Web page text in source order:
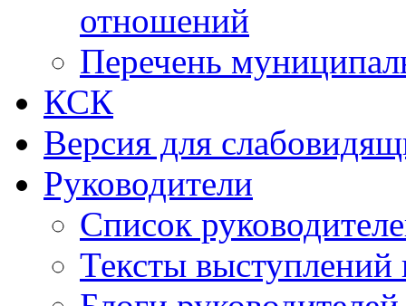
отношений
Перечень
КСК
Версия для
Руководители
Список
Тексты выступлений